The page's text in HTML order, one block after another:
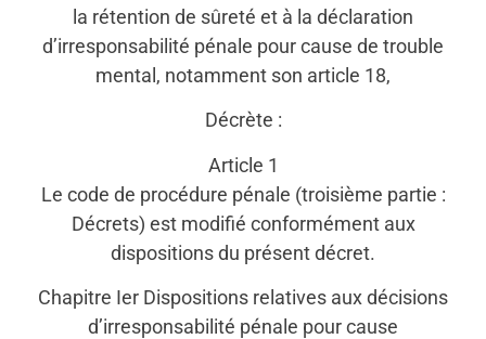
la rétention de sûreté et à la déclaration
d’irresponsabilité pénale pour cause de trouble
mental, notamment son article 18,
Décrète :
Article 1
Le code de procédure pénale (troisième partie :
Décrets) est modifié conformément aux
dispositions du présent décret.
Chapitre Ier Dispositions relatives aux décisions
d’irresponsabilité pénale pour cause